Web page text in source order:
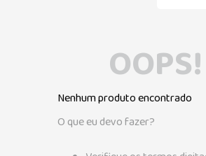
OOPS!
Nenhum produto encontrado
O que eu devo fazer?